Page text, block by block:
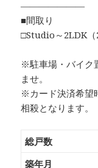
―――――――
■間取り
□Studio～2LDK（
※駐車場・バイク
ませ。
※カード決済希望
相殺となります。
総戸数
築年月